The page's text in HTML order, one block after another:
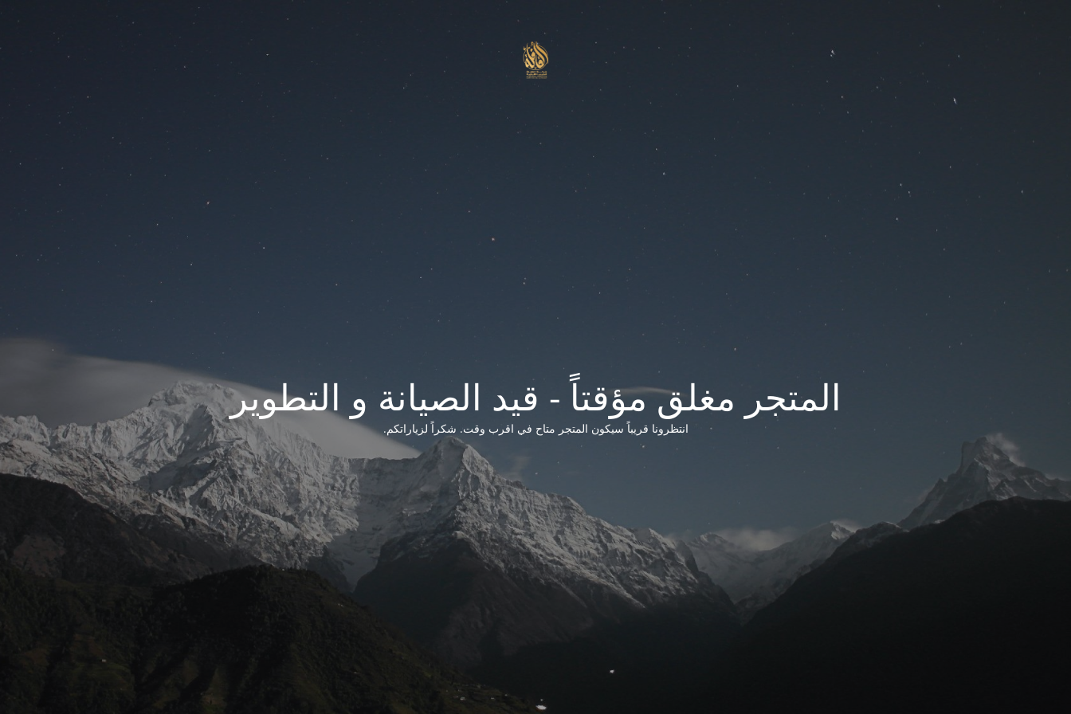
المتجر مغلق مؤقتاً - قيد الصيانة و التطوير
انتظرونا قريباً سيكون المتجر متاح في اقرب وقت. شكراً لزياراتكم.